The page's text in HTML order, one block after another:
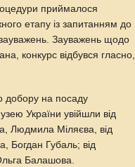
приймалося
етапу із запитанням до
зауважень. Зауважень щодо
конкурс відбувся гласно,
добору на посаду
України увійшли від
Людмила Міляєва, від
Богдан Губаль; від
Балашова.